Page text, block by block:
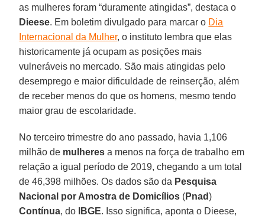
as mulheres foram “duramente atingidas”, destaca o
Dieese. Em boletim divulgado para marcar o Dia
Internacional da Mulher, o instituto lembra que elas
historicamente já ocupam as posições mais
vulneráveis no mercado. São mais atingidas pelo
desemprego e maior dificuldade de reinserção, além
de receber menos do que os homens, mesmo tendo
maior grau de escolaridade.
No terceiro trimestre do ano passado, havia 1,106
milhão de mulheres a menos na força de trabalho em
relação a igual período de 2019, chegando a um total
de 46,398 milhões. Os dados são da Pesquisa
Nacional por Amostra de Domicílios (Pnad)
Contínua, do IBGE. Isso significa, aponta o Dieese,